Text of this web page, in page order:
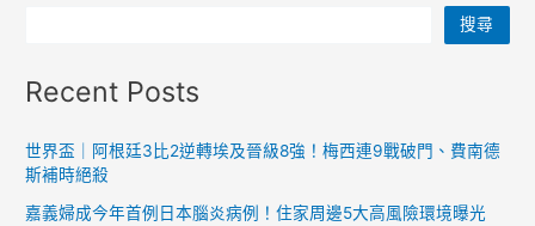
搜尋
Recent Posts
世界盃｜阿根廷3比2逆轉埃及晉級8強！梅西連9戰破門、費南德
斯補時絕殺
嘉義婦成今年首例日本腦炎病例！住家周邊5大高風險環境曝光